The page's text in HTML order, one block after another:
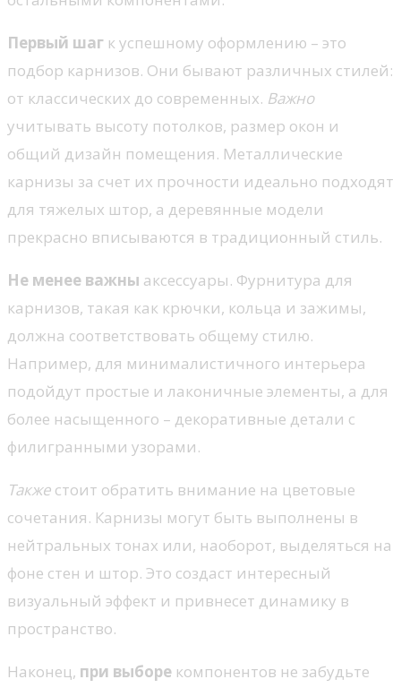
Первый шаг к успешному оформлению – это
подбор карнизов. Они бывают различных стилей:
от классических до современных. Важно
учитывать высоту потолков, размер окон и
общий дизайн помещения. Металлические
карнизы за счет их прочности идеально подходят
для тяжелых штор, а деревянные модели
прекрасно вписываются в традиционный стиль.
Не менее важны аксессуары. Фурнитура для
карнизов, такая как крючки, кольца и зажимы,
должна соответствовать общему стилю.
Например, для минималистичного интерьера
подойдут простые и лаконичные элементы, а для
более насыщенного – декоративные детали с
филигранными узорами.
Также стоит обратить внимание на цветовые
сочетания. Карнизы могут быть выполнены в
нейтральных тонах или, наоборот, выделяться на
фоне стен и штор. Это создаст интересный
визуальный эффект и привнесет динамику в
пространство.
Наконец, при выборе компонентов не забудьте